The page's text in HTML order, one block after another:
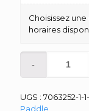
Choisissez
horaires
UGS : 7063252-1-
Paddle